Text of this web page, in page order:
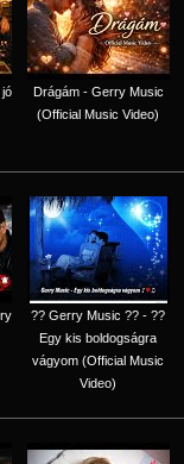
Drágám - Gerry Music
(Official Music Video)
?? Gerry Music ?? - ??
Egy kis boldogságra
vágyom (Official Music
Video)